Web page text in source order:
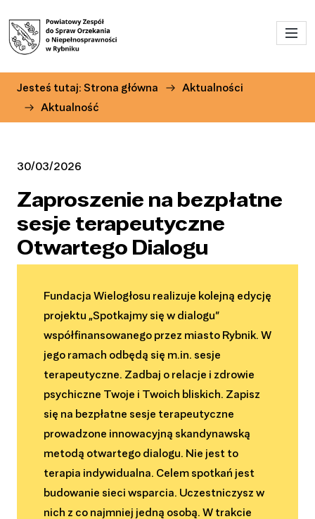
Przejdź do treści
Jesteś tutaj: Strona główna
Aktualności
Aktualność
30/03/2026
Zaproszenie na bezpłatne
sesje terapeutyczne
Otwartego Dialogu
Fundacja Wielogłosu realizuje kolejną edycję
projektu „Spotkajmy się w dialogu”
współfinansowanego przez miasto Rybnik. W
jego ramach odbędą się m.in. sesje
terapeutyczne. Zadbaj o relacje i zdrowie
psychiczne Twoje i Twoich bliskich. Zapisz
się na bezpłatne sesje terapeutyczne
prowadzone innowacyjną skandynawską
metodą otwartego dialogu. Nie jest to
terapia indywidualna. Celem spotkań jest
budowanie sieci wsparcia. Uczestniczysz w
nich z co najmniej jedną osobą. W trakcie